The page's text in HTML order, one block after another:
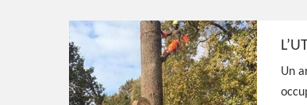
Hoerter Joseph Elagage 58
Un